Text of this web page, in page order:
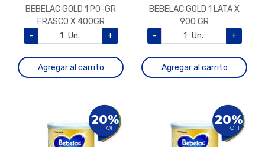
BEBELAC GOLD 1 PO-GR
FRASCO X 400GR
-
Un. +
Agregar al carrito
BEBELAC GOLD 1 LATA X
900 GR
-
Un. +
Agregar al carrito
20%
OFF
20%
OFF